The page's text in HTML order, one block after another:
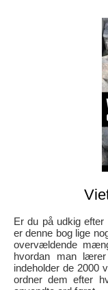
Er du på udkig
er denne bog lige
overvældende
hvordan man
indeholder de 2000
ordner dem efter